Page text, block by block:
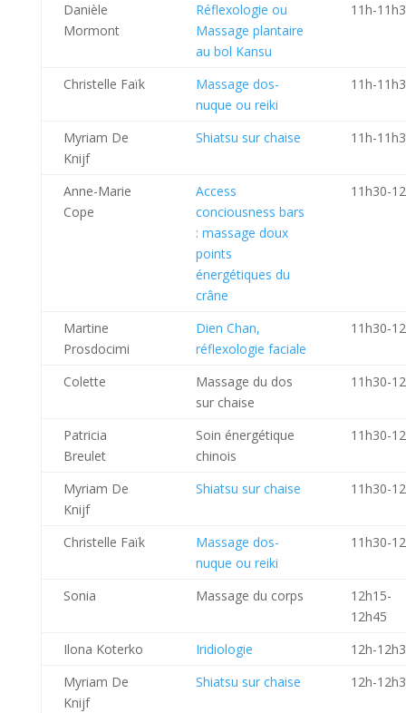
Danièle
Mormont
Réflexologie ou
Massage plantaire
au bol Kansu
11h-
Christelle Faïk
Massage dos-
nuque ou reiki
11h-
Myriam De
Knijf
Shiatsu sur chaise 11h-
Anne-Marie
Cope
Access
conciousness bars
: massage doux
points
énergétiques du
crâne
11h30-
Martine
Prosdocimi
Dien Chan,
réflexologie faciale
11h30-
Colette
Massage du dos
sur chaise
11h30-
Patricia
Breulet
Soin énergétique
chinois
11h30-
Myriam De
Knijf
Shiatsu sur chaise 11h30-
Christelle Faïk
Massage dos-
nuque ou reiki
11h30-
Sonia Massage du corps
12h15-
12h45
Ilona Koterko
Iridiologie
12h-
Myriam De
Knijf
Shiatsu sur chaise 12h-